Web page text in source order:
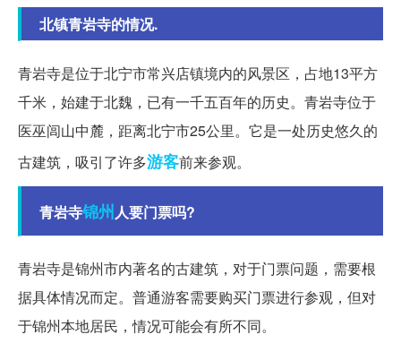
北镇青岩寺的情况.
青岩寺是位于北宁市常兴店镇境内的风景区，占地13平方
千米，始建于北魏，已有一千五百年的历史。青岩寺位于
医巫闾山中麓，距离北宁市25公里。它是一处历史悠久的
古建筑，吸引了许多游客前来参观。
青岩寺锦州人要门票吗?
青岩寺是锦州市内著名的古建筑，对于门票问题，需要根
据具体情况而定。普通游客需要购买门票进行参观，但对
于锦州本地居民，情况可能会有所不同。